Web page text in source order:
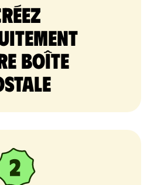
Boîte